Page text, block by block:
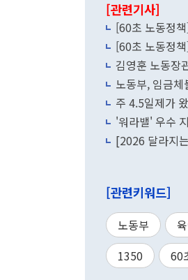
[관련기사]
[60초 노동정
[60초 노동정
김영훈 노동장
노동부, 임금
주 4.5일제가
'워라밸' 우수
[2026 달라지
[관련키워드]
노동부
1350
60